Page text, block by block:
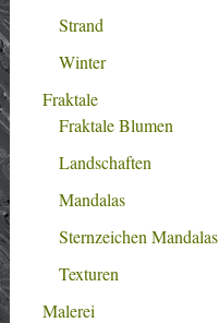
Strand
Winter
Fraktale
Fraktale Blumen
Landschaften
Mandalas
Sternzeichen Mandalas
Texturen
Malerei